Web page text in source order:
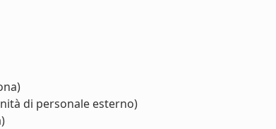
di personale esterno)